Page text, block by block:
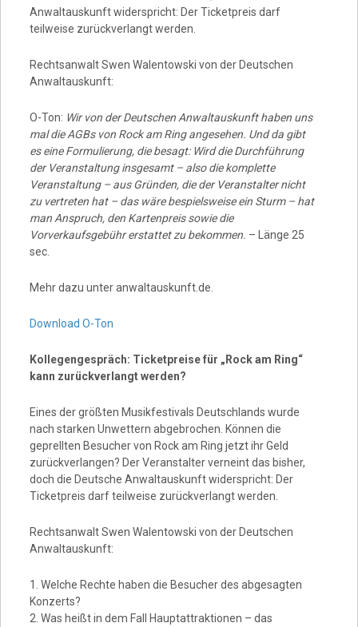
Anwaltauskunft widerspricht: Der Ticketpreis darf
teilweise zurückverlangt werden.
Rechtsanwalt Swen Walentowski von der Deutschen
Anwaltauskunft:
O-Ton: Wir von der Deutschen Anwaltauskunft haben uns
mal die AGBs von Rock am Ring angesehen. Und da gibt
es eine Formulierung, die besagt: Wird die Durchführung
der Veranstaltung insgesamt – also die komplette
Veranstaltung – aus Gründen, die der Veranstalter nicht
zu vertreten hat – das wäre bespielsweise ein Sturm – hat
man Anspruch, den Kartenpreis sowie die
Vorverkaufsgebühr erstattet zu bekommen. – Länge 25
sec.
Mehr dazu unter anwaltauskunft.de.
Download O-Ton
Kollegengespräch: Ticketpreise für „Rock am Ring“
kann zurückverlangt werden?
Eines der größten Musikfestivals Deutschlands wurde
nach starken Unwettern abgebrochen. Können die
geprellten Besucher von Rock am Ring jetzt ihr Geld
zurückverlangen? Der Veranstalter verneint das bisher,
doch die Deutsche Anwaltauskunft widerspricht: Der
Ticketpreis darf teilweise zurückverlangt werden.
Rechtsanwalt Swen Walentowski von der Deutschen
Anwaltauskunft:
1. Welche Rechte haben die Besucher des abgesagten
Konzerts?
2. Was heißt in dem Fall Hauptattraktionen – das